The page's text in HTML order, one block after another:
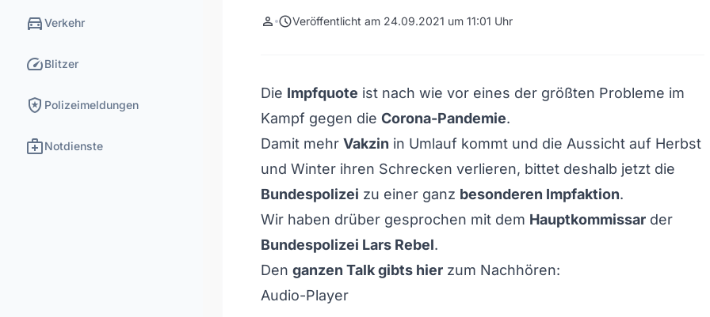
directions_carVerkehr
speedBlitzer
local_police Polizeimeldungen
medical_servicesNotdienste
person scheduleVeröffentlicht am 24.09.2021 um 11:01 Uhr
Die Impfquote ist nach wie vor eines der größten Probleme im
Kampf gegen die Corona-Pandemie.
Damit mehr Vakzin in Umlauf kommt und die Aussicht auf Herbst
und Winter ihren Schrecken verlieren, bittet deshalb jetzt die
Bundespolizei zu einer ganz besonderen Impfaktion.
Wir haben drüber gesprochen mit dem Hauptkommissar der
Bundespolizei Lars Rebel.
Den ganzen Talk gibts hier zum Nachhören:
Audio-Player